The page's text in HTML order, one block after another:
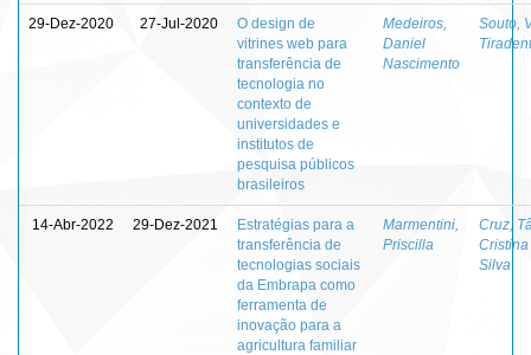
29-Dez-2020 27-Jul-2020
O design de
vitrines web para
transferência de
tecnologia no
contexto de
universidades e
institutos de
pesquisa públicos
brasileiros
Medeiros,
Daniel
Nascimento
Souto,
14-Abr-2022 29-Dez-2021
Estratégias para a
transferência de
tecnologias sociais
da Embrapa como
ferramenta de
inovação para a
agricultura familiar
Marmentini,
Priscilla
Cruz,
Silva